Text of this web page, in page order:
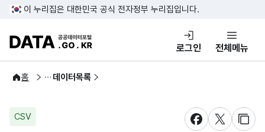
콘텐츠 바로가기
푸터 바로가기
이 누리집은 대한민국 공식 전자정부 누리집입니다.
DATA.GO.KR 공공데이터포털
로그인 전체메뉴
홈
공공데이터 데이터목록
CSV
새창 열림새창 열림
새창